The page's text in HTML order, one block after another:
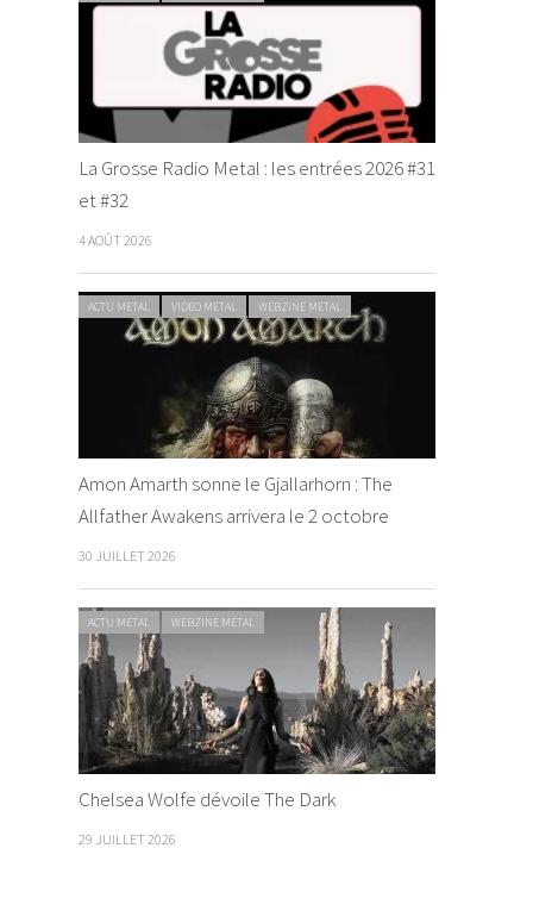
La Grosse Radio Metal : les entrées 2026 #31
et #32
4 AOÛT 2026
ACTU METAL VIDEO METAL WEBZINE METAL
Amon Amarth sonne le Gjallarhorn : The
Allfather Awakens arrivera le 2 octobre
30 JUILLET 2026
ACTU METAL WEBZINE METAL
Chelsea Wolfe dévoile The Dark
29 JUILLET 2026